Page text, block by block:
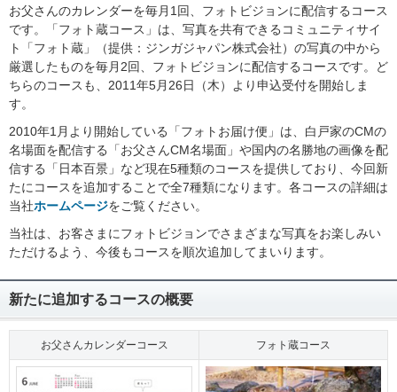
お父さんのカレンダーを毎月1回、フォトビジョンに配信するコース
です。「フォト蔵コース」は、写真を共有できるコミュニティサイ
ト「フォト蔵」（提供：ジンガジャパン株式会社）の写真の中から
厳選したものを毎月2回、フォトビジョンに配信するコースです。ど
ちらのコースも、2011年5月26日（木）より申込受付を開始しま
す。
2010年1月より開始している「フォトお届け便」は、白戸家のCMの
名場面を配信する「お父さんCM名場面」や国内の名勝地の画像を配
信する「日本百景」など現在5種類のコースを提供しており、今回新
たにコースを追加することで全7種類になります。各コースの詳細は
当社ホームページをご覧ください。
当社は、お客さまにフォトビジョンでさまざまな写真をお楽しみい
ただけるよう、今後もコースを順次追加してまいります。
新たに追加するコースの概要
お父さんカレンダーコース フォト蔵コース